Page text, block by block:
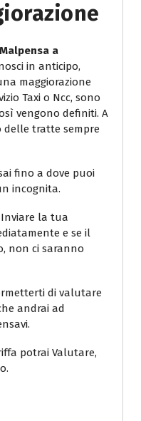
a
in anticipo,
maggiorazione
Taxi o Ncc, sono
vengono definiti. A
delle tratte sempre
fino a dove puoi
incognita.
Inviare la tua
e se il
non ci saranno
di valutare
andrai ad
potrai Valutare,